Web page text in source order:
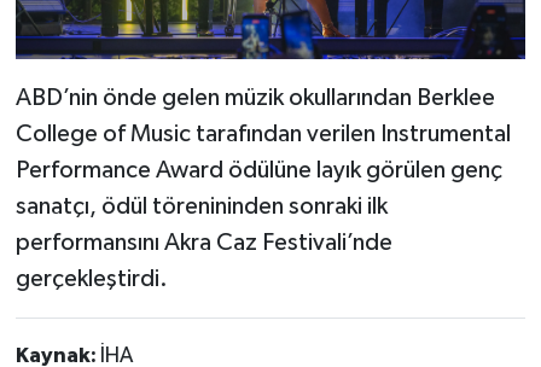
ABD’nin önde gelen müzik okullarından Berklee
College of Music tarafından verilen Instrumental
Performance Award ödülüne layık görülen genç
sanatçı, ödül törenininden sonraki ilk
performansını Akra Caz Festivali’nde
gerçekleştirdi.
Kaynak: İHA